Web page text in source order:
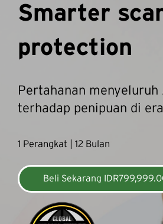
Smarter
protection
Pertahanan menyeluruh
terhadap penipuan di era
1 Perangkat | 12 Bulan
Beli Sekarang